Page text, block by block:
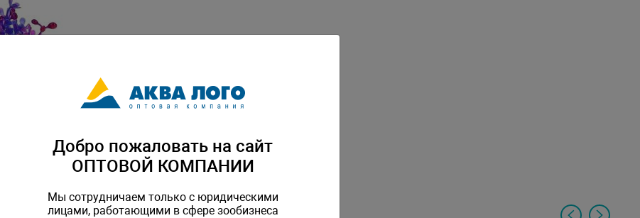
Добро пожаловать на сайт
ОПТОВОЙ КОМПАНИИ
Мы сотрудничаем только с юридическими
лицами, работающими в сфере зообизнеса